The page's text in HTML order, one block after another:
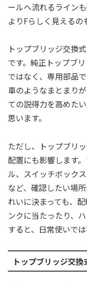
ールへ流れるライン
よりFらしく見えるの
トップブリッジ交換
です。純正トップブ
ではなく、専用部品
車のようなまとまり
ての説得力を高めた
思います。
ただし、トップブリ
配置にも影響します
ル、スイッチボック
など、確認したい場
れいに決まっても、
ンクに当たったり、
すると、日常使いで
トップブリッジ交